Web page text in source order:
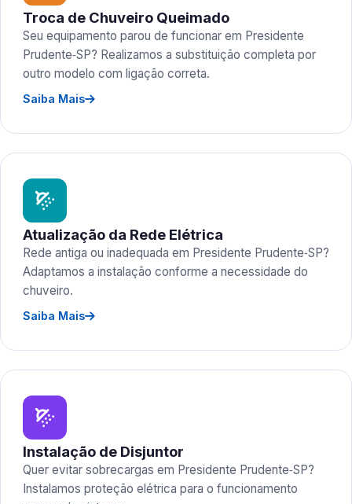
Troca de Chuveiro Queimado
Seu equipamento parou de funcionar em Presidente
Prudente‑SP? Realizamos a substituição completa por
outro modelo com ligação correta.
Saiba Mais
Atualização da Rede Elétrica
Rede antiga ou inadequada em Presidente Prudente‑SP?
Adaptamos a instalação conforme a necessidade do
chuveiro.
Saiba Mais
Instalação de Disjuntor
Quer evitar sobrecargas em Presidente Prudente‑SP?
Instalamos proteção elétrica para o funcionamento